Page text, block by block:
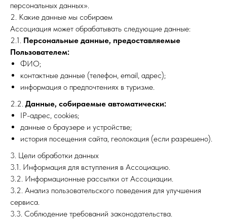
персональных данных».
2. Какие данные мы собираем
Ассоциация может обрабатывать следующие данные:
2.1. Персональные данные, предоставляемые
Пользователем:
ФИО;
контактные данные (телефон, email, адрес);
информация о предпочтениях в туризме.
2.2. Данные, собираемые автоматически:
IP-адрес, cookies;
данные о браузере и устройстве;
история посещения сайта, геолокация (если разрешено).
3. Цели обработки данных
3.1. Информация для вступления в Ассоциацию.
3.2. Информационные рассылки от Ассоциации.
3.2. Анализ пользовательского поведения для улучшения
сервиса.
3.3. Соблюдение требований законодательства.